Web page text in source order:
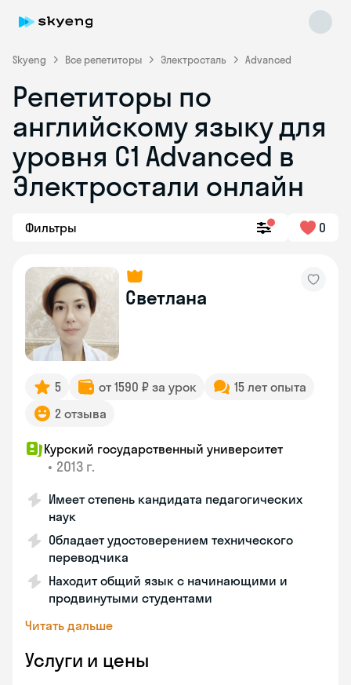
Skyeng Все репетиторы Электросталь Advanced
Репетиторы по
английскому языку для
уровня C1 Advanced в
Электростали онлайн
Фильтры 0
Светлана
5 от 1590 ₽ за урок
15 лет опыта
2 отзыва
Курский государственный университет
• 2013 г.
Имеет степень кандидата педагогических
наук
Обладает удостоверением технического
переводчика
Находит общий язык с начинающими и
продвинутыми студентами
Читать дальше
Услуги и цены
Skyeng Chat